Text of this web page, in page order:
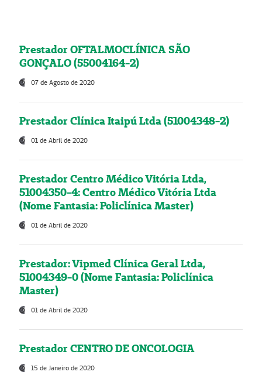
Prestador OFTALMOCLÍNICA SÃO
GONÇALO (55004164-2)
07 de Agosto de 2020
Prestador Clínica Itaipú Ltda (51004348-2)
01 de Abril de 2020
Prestador Centro Médico Vitória Ltda,
51004350-4: Centro Médico Vitória Ltda
(Nome Fantasia: Policlínica Master)
01 de Abril de 2020
Prestador: Vipmed Clínica Geral Ltda,
51004349-0 (Nome Fantasia: Policlínica
Master)
01 de Abril de 2020
Prestador CENTRO DE ONCOLOGIA
15 de Janeiro de 2020